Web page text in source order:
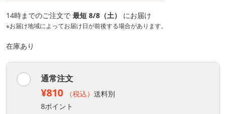
14時までのご注文で 最短 8/8（土） にお届け
※お届け地域によってお届け日が前後する場合があります。
在庫あり
通常注文
¥810 （税込） 送料別
8ポイント